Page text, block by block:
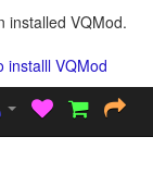
installed VQMod.
installl VQMod